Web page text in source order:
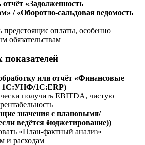
«Задолженность
/ «Оборотно-сальдовая ведомость
предстоящие оплаты, особенно
обязательствам
или отчёт «Финансовые
1С:УНФ/1С:ERP)
получить EBITDA, чистую
значения с плановыми/
ведётся бюджетирование))
«План-фактный анализ»
и расходам